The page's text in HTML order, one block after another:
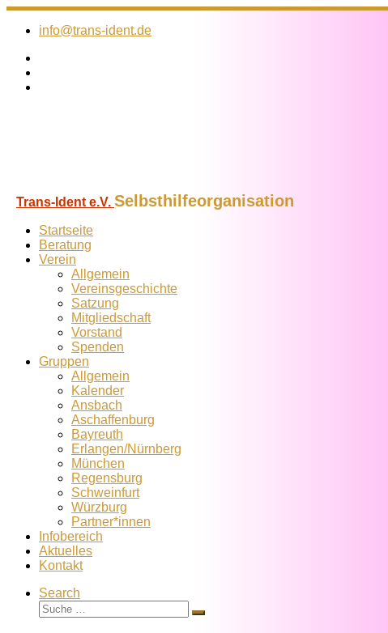
Zum
Inhalt
info@trans-ident.de
Trans-Ident e.V. Selbsthilfeorganisation
Startseite
Beratung
Verein
Allgemein
Vereins­geschichte
Satzung
Mitglied­schaft
Vorstand
Spenden
Gruppen
Allgemein
Kalender
Ansbach
Aschaffenburg
Bayreuth
Erlangen/Nürnberg
München
Regensburg
Schweinfurt
Würzburg
Partner*innen
Infobereich
Aktuelles
Kontakt
Search
Suche
Suche